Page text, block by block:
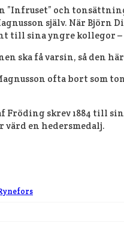
och
själv. När
till sina yngre kollegor –
ska få varsin, så den
ofta bort som
skrev 1884 till
värd en hedersmedalj.